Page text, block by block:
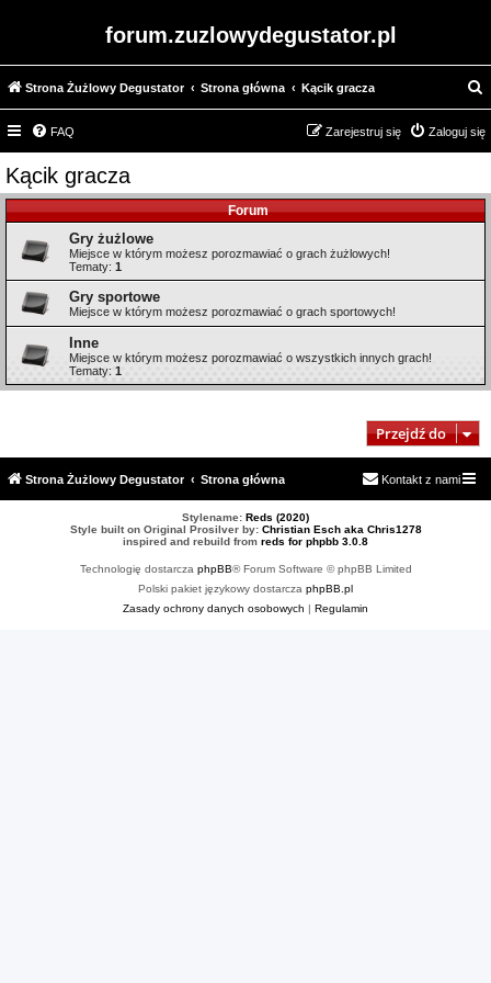
forum.zuzlowydegustator.pl
Strona Żużlowy Degustator Strona główna Kącik gracza
z
u
a
FAQ Zaloguj się
Zarejestruj się
Kącik gracza
Forum
Gry żużlowe
Miejsce w którym możesz porozmawiać o grach żużlowych!
Tematy: 1
Gry sportowe
Miejsce w którym możesz porozmawiać o grach sportowych!
Inne
Miejsce w którym możesz porozmawiać o wszystkich innych grach!
Tematy: 1
Przejdź do
Strona Żużlowy Degustator Strona główna Kontakt z nami
Stylename: Reds (2020)
Style built on Original Prosilver by: Christian Esch aka Chris1278
inspired and rebuild from reds for phpbb 3.0.8
Technologię dostarcza phpBB® Forum Software © phpBB Limited
Polski pakiet językowy dostarcza phpBB.pl
Zasady ochrony danych osobowych | Regulamin